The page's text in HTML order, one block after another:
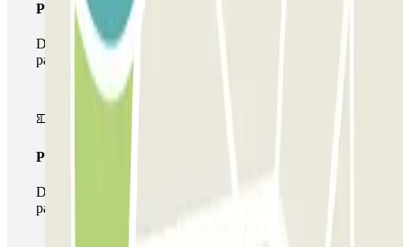
Pass unico
Durante il tuo soggiorno potrai entrare e uscire dal
parcheggio una sola volta
Pass multiparking
Durante il tuo soggiorno potrai usufruire dell'intera rete di
parcheggi disponibili su Parclick.